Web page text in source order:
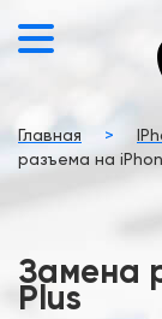
Главная >
разъема на
Замена
Plus